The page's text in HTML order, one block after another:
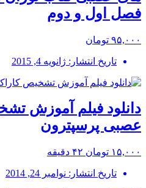
فصل اول و دوم
۹۵,۰۰۰ تومان
تاریخ انتشار: ژانویه 4, 2015
دانلود فیلم آموزش
عصبی پرسپترون
۱۵,۰۰۰ تومان ۴۲ دقیقه
تاریخ انتشار: نوامبر 24, 2014